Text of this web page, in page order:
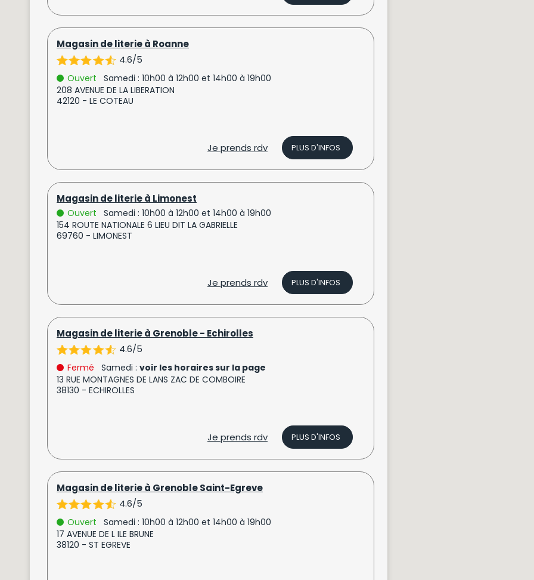
Magasin de literie à Roanne
4.6/5
Ouvert
Samedi : 10h00 à 12h00 et 14h00 à 19h00
208 AVENUE DE LA LIBERATION
42120 - LE COTEAU
Je prends rdv PLUS D'INFOS
Magasin de literie à Limonest
Ouvert
Samedi : 10h00 à 12h00 et 14h00 à 19h00
154 ROUTE NATIONALE 6 LIEU DIT LA GABRIELLE
69760 - LIMONEST
Je prends rdv PLUS D'INFOS
Magasin de literie à Grenoble - Echirolles
4.6/5
Fermé Samedi : voir les horaires sur la page
13 RUE MONTAGNES DE LANS ZAC DE COMBOIRE
38130 - ECHIROLLES
Je prends rdv PLUS D'INFOS
Magasin de literie à Grenoble Saint-Egreve
4.6/5
Ouvert
Samedi : 10h00 à 12h00 et 14h00 à 19h00
17 AVENUE DE L ILE BRUNE
38120 - ST EGREVE